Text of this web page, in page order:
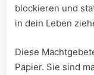
blockieren und
in dein Leben
Diese
⁢Papier. Sie ⁢sind